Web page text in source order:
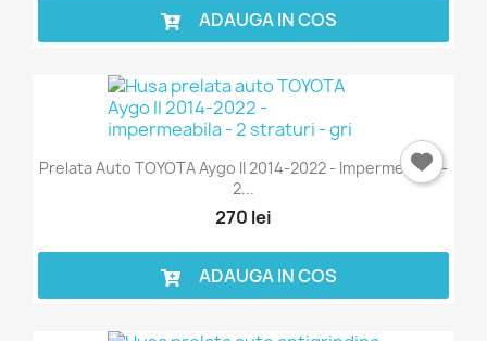
ADAUGA IN COS
Prelata Auto TOYOTA Aygo II 2014-2022 - Impermeabila -
2...
270 lei
ADAUGA IN COS